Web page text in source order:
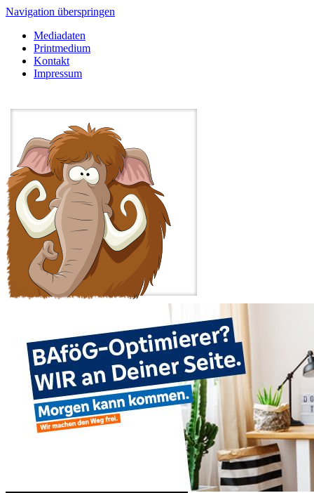
Navigation überspringen
Mediadaten
Printmedium
Kontakt
Impressum
Ahlen TV